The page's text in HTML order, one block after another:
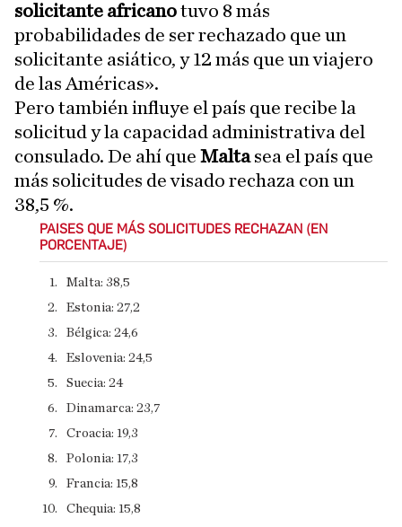
solicitante africanotuvo 8 más
probabilidades de ser rechazado que un
solicitante asiático, y 12 más que un viajero
de las Américas».
Pero también influye el país que recibe la
solicitud y la capacidad administrativa del
consulado. De ahí que Maltasea el país que
más solicitudes de visado rechaza con un
38,5 %.
PAISES QUE MÁS SOLICITUDES RECHAZAN (EN
PORCENTAJE)
Malta: 38,5
​Estonia: 27,2
​Bélgica: 24,6
​Eslovenia: 24,5
​Suecia: 24
​Dinamarca: 23,7
​Croacia: 19,3
​Polonia: 17,3
​Francia: 15,8
​Chequia: 15,8